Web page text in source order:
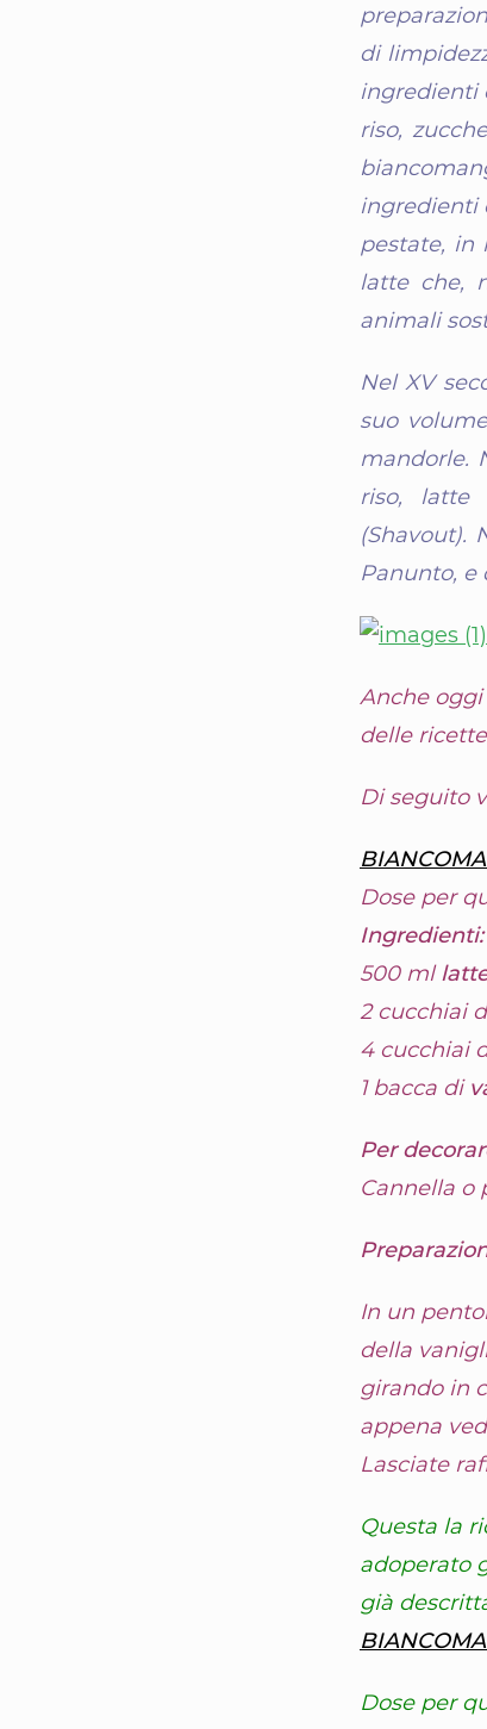
di
ingredienti
riso,
ingredienti
pestate, in
latte che,
animali
Nel XV
suo
mandorle.
riso, latte
(Shavout).
Panunto, e
Anche
delle
Di seguito
Dose per
Ingredienti:
500 ml
2 cucchiai
4 cucchiai
1 bacca di
Per
Cannella o
In un
della
girando in
appena
Lasciate
Questa la
adoperato
già
Dose per